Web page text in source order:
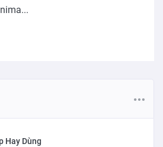
Hay Dùng